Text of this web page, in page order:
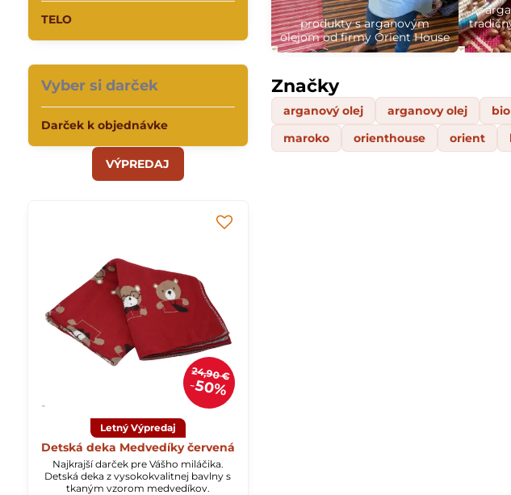
produkty s arganovým
olejom od firmy Orient House
Značky
arganový olej arganovy olej bio
maroko
orienthouse orient
TELO
Vyber si darček
Darček k objednávke
VÝPREDAJ
24,90 €
50%
Letný Výpredaj
Detská deka Medvedíky červená
Najkrajší darček pre Vášho miláčika.
Detská deka z vysokokvalitnej bavlny s
tkaným vzorom medvedíkov.